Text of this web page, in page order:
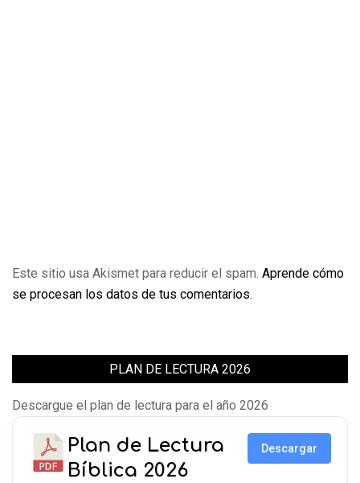
Este sitio usa Akismet para reducir el spam. Aprende cómo
se procesan los datos de tus comentarios.
PLAN DE LECTURA 2026
Descargue el plan de lectura para el año 2026
Plan de Lectura
Bíblica 2026
Descargar